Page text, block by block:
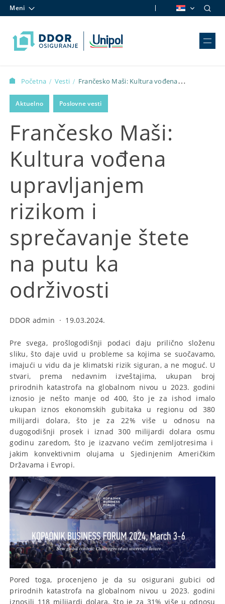
Meni
Početna / Vesti / Frančesko Maši: Kultura vođena
upravljanjem rizikom i sprečavanje štete na putu ka održivosti
Aktuelno Poslovne vesti
Frančesko Maši:
Kultura vođena
upravljanjem
rizikom i
sprečavanje štete
na putu ka
održivosti
DDOR admin · 19.03.2024.
Pre svega, prošlogodišnji podaci daju prilično složenu
sliku, što daje uvid u probleme sa kojima se suočavamo,
imajući u vidu da je klimatski rizik siguran, a ne moguć. U
stvari, prema nedavnim izveštajima, ukupan broj
prirodnih katastrofa na globalnom nivou u 2023. godini
iznosio je nešto manje od 400, što je za ishod imalo
ukupan iznos ekonomskih gubitaka u regionu od 380
milijardi dolara, što je za 22% više u odnosu na
dugogodišnji prosek i iznad 300 milijardi dolara osmu
godinu zaredom, što je izazvano većim zemljotresima i
jakim konvektivnim olujama u Sjedinjenim Američkim
Državama i Evropi.
Pored toga, procenjeno je da su osigurani gubici od
prirodnih katastrofa na globalnom nivou u 2023. godini
iznosili 118 milijardi dolara, što je za 31% više u odnosu